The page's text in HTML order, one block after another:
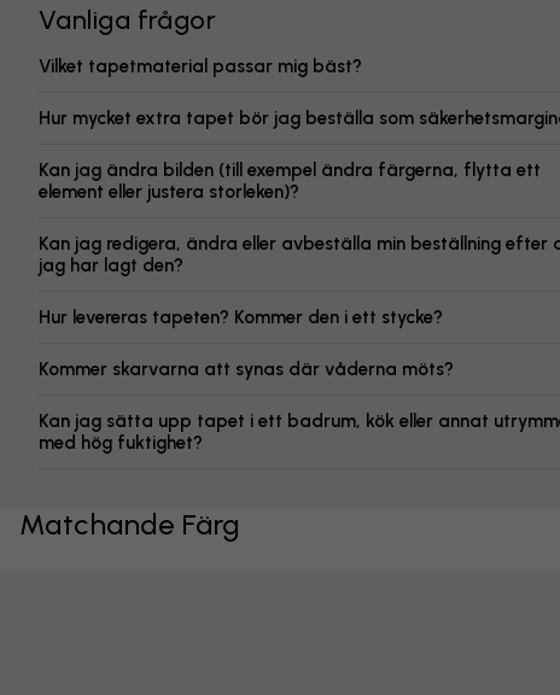
Vanliga frågor
Vilket tapetmaterial passar mig bäst?
Hur mycket extra tapet bör jag beställa som
Kan jag ändra bilden (till exempel ändra färgerna, flytta ett
element eller justera storleken)?
Kan jag redigera, ändra eller avbeställa min beställning efter
jag har lagt den?
Hur levereras tapeten? Kommer den i ett stycke?
Kommer skarvarna att synas där våderna möts?
Kan jag sätta upp tapet i ett badrum, kök eller annat
med hög fuktighet?
Matchande Färg